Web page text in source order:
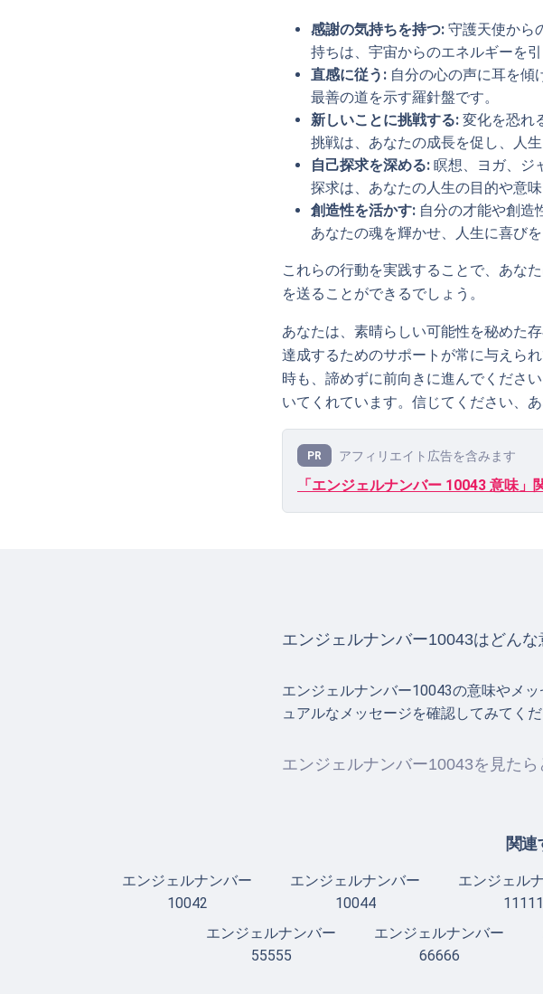
感謝の気持ちを持つ: 守護天使から
持ちは、宇宙からのエネルギーを
直感に従う: 自分の心の声に耳を傾
最善の道を示す羅針盤です。
新しいことに挑戦する: 変化を恐れ
挑戦は、あなたの成長を促し、人生
自己探求を深める: 瞑想、ヨガ、ジ
探求は、あなたの人生の目的や意
創造性を活かす: 自分の才能や創造
あなたの魂を輝かせ、人生に喜びを
これらの行動を実践することで、あな
を送ることができるでしょう。
あなたは、素晴らしい可能性を秘めた
達成するためのサポートが常に与えら
時も、諦めずに前向きに進んでくださ
いてくれています。信じてください、
PR アフィリエイト広告を含みます
「エンジェルナンバー 10043 意味
エンジェルナンバー10043はどんな
エンジェルナンバー10043の意味やメ
ュアルなメッセージを確認してみてくだ
エンジェルナンバー10043を見たら
関連
エンジェルナンバー
10042
エンジェルナンバー
10044
エンジェル
11111
エンジェルナンバー
55555
エンジェルナンバー
66666